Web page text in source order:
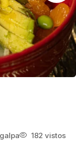
182 vistos